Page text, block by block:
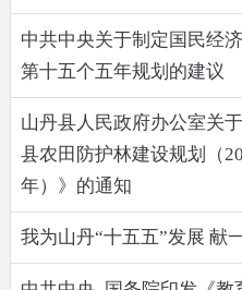
中共中央关于制定国民经
第十五个五年规划的建议
山丹县人民政府办公室关
县农田防护林建设规划（
年）》的通知
我为山丹“十五五”发展 献